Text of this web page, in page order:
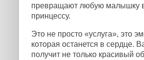
превращают любую малышку
принцессу.
Это не просто «услуга», это
которая останется в сердце.
получит не только красивый